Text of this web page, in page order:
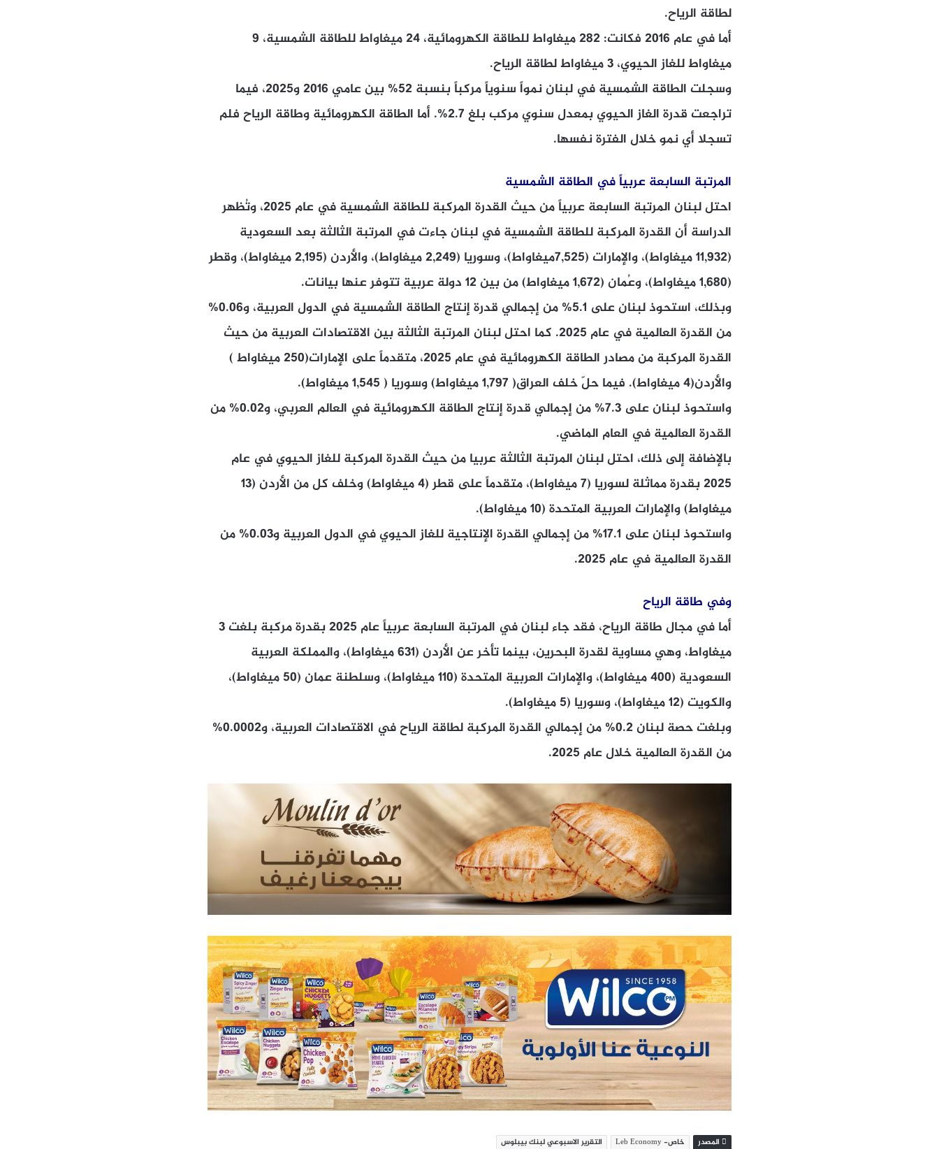
لطاقة الرياح.
أما في عام 2016 فكانت: 282 ميغاواط للطاقة الكهرومائية، 24 ميغاواط للطاقة الشمسية، 9
ميغاواط للغاز الحيوي، 3 ميغاواط لطاقة الرياح.
وسجلت الطاقة الشمسية في لبنان نمواً سنوياً مركباً بنسبة 52% بين عامي 2016 و2025، فيما
تراجعت قدرة الغاز الحيوي بمعدل سنوي مركب بلغ 2.7%. أما الطاقة الكهرومائية وطاقة الرياح فلم
تسجلا أي نمو خلال الفترة نفسها.
المرتبة السابعة عربياً في الطاقة الشمسية
احتل لبنان المرتبة السابعة عربياً من حيث القدرة المركبة للطاقة الشمسية في عام 2025، وتُظهر
الدراسة أن القدرة المركبة للطاقة الشمسية في لبنان جاءت في المرتبة الثالثة بعد السعودية
(11,932 ميغاواط)، والإمارات (7,525ميغاواط)، وسوريا (2,249 ميغاواط)، والأردن (2,195 ميغاواط)، وقطر
(1,680 ميغاواط)، وعُمان (1,672 ميغاواط) من بين 12 دولة عربية تتوفر عنها بيانات.
وبذلك، استحوذ لبنان على 5.1% من إجمالي قدرة إنتاج الطاقة الشمسية في الدول العربية، و0.06%
من القدرة العالمية في عام 2025. كما احتل لبنان المرتبة الثالثة بين الاقتصادات العربية من حيث
القدرة المركبة من مصادر الطاقة الكهرومائية في عام 2025، متقدماً على الإمارات(250 ميغاواط )
والأردن(4 ميغاواط). فيما حلّ خلف العراق( 1,797 ميغاواط) وسوريا ( 1,545 ميغاواط).
واستحوذ لبنان على 7.3% من إجمالي قدرة إنتاج الطاقة الكهرومائية في العالم العربي، و0.02% من
القدرة العالمية في العام الماضي.
بالإضافة إلى ذلك، احتل لبنان المرتبة الثالثة عربيا من حيث القدرة المركبة للغاز الحيوي في عام
2025 بقدرة مماثلة لسوريا (7 ميغاواط)، متقدماً على قطر (4 ميغاواط) وخلف كل من الأردن (13
ميغاواط) والإمارات العربية المتحدة (10 ميغاواط).
واستحوذ لبنان على 17.1% من إجمالي القدرة الإنتاجية للغاز الحيوي في الدول العربية و0.03% من
القدرة العالمية في عام 2025.
وفي طاقة الرياح
أما في مجال طاقة الرياح، فقد جاء لبنان في المرتبة السابعة عربياً عام 2025 بقدرة مركبة بلغت 3
ميغاواط، وهي مساوية لقدرة البحرين، بينما تأخر عن الأردن (631 ميغاواط)، والمملكة العربية
السعودية (400 ميغاواط)، والإمارات العربية المتحدة (110 ميغاواط)، وسلطنة عمان (50 ميغاواط)،
والكويت (12 ميغاواط)، وسوريا (5 ميغاواط).
وبلغت حصة لبنان 0.2% من إجمالي القدرة المركبة لطاقة الرياح في الاقتصادات العربية، و0.0002%
من القدرة العالمية خلال عام 2025.
المصدر خاص- Leb Economy التقرير الاسبوعي لبنك بيبلوس